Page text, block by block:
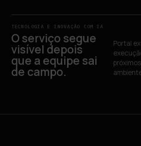
TECNOLOGIA E INOVAÇÃO COM IA
O serviço segue
visível depois
que a equipe sai
de campo.
Portal